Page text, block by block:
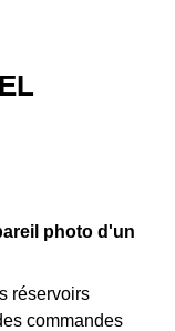
photo d'un
réservoirs
commandes